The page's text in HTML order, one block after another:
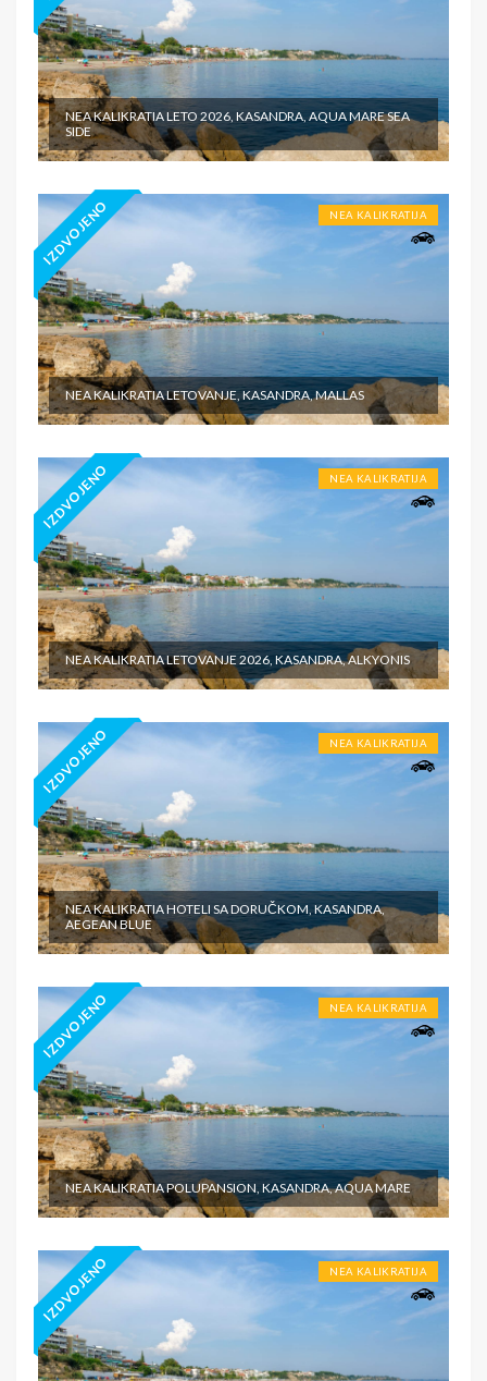
NEA KALIKRATIA LETO 2026, KASANDRA, AQUA MARE SEA
SIDE
IZDVOJENO NEA KALIKRATIJA
NEA KALIKRATIA LETOVANJE, KASANDRA, MALLAS
IZDVOJENO NEA KALIKRATIJA
NEA KALIKRATIA LETOVANJE 2026, KASANDRA, ALKYONIS
IZDVOJENO NEA KALIKRATIJA
NEA KALIKRATIA HOTELI SA DORUČKOM, KASANDRA,
AEGEAN BLUE
IZDVOJENO NEA KALIKRATIJA
NEA KALIKRATIA POLUPANSION, KASANDRA, AQUA MARE
IZDVOJENO NEA KALIKRATIJA